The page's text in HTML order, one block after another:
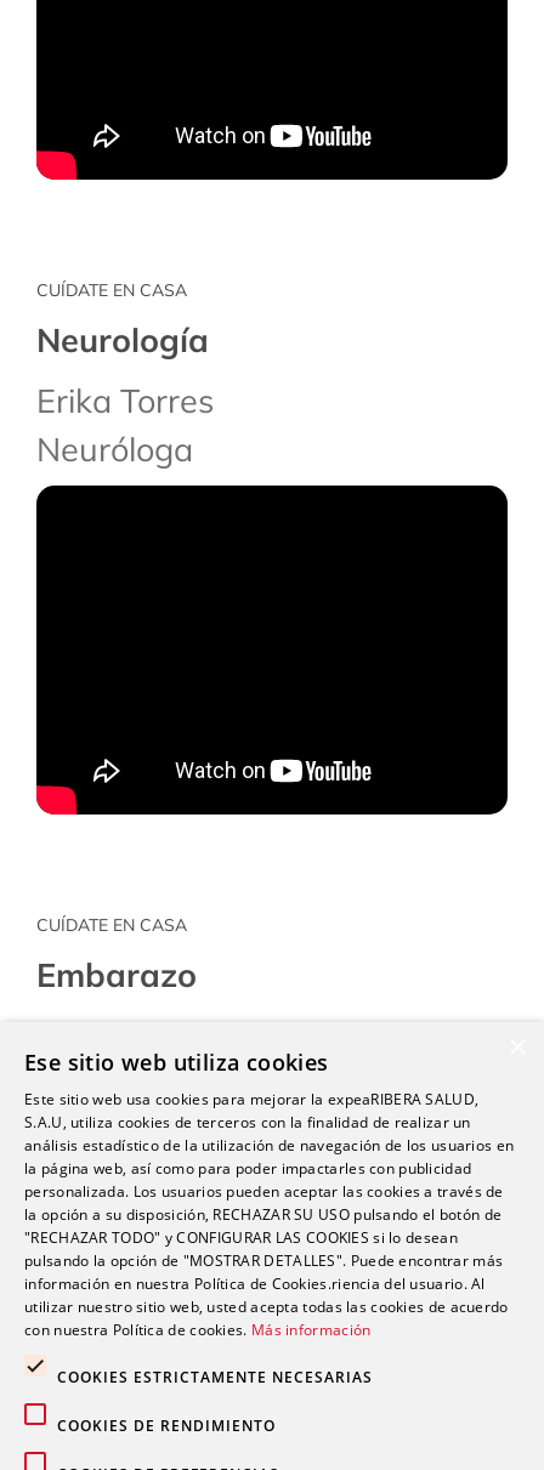
CUÍDATE EN CASA
Neurología
Erika Torres
Neuróloga
CUÍDATE EN CASA
Embarazo
Enfermera
Ese sitio web utiliza cookies
Este sitio web usa cookies para mejorar la expeaRIBERA SALUD,
S.A.U, utiliza cookies de terceros con la finalidad de realizar un
análisis estadístico de la utilización de navegación de los usuarios en
la página web, así como para poder impactarles con publicidad
personalizada. Los usuarios pueden aceptar las cookies a través de
la opción a su disposición, RECHAZAR SU USO pulsando el botón de
"RECHAZAR TODO" y CONFIGURAR LAS COOKIES si lo desean
pulsando la opción de "MOSTRAR DETALLES". Puede encontrar más
información en nuestra Política de Cookies.riencia del usuario. Al
utilizar nuestro sitio web, usted acepta todas las cookies de acuerdo
con nuestra Política de cookies. Más información
COOKIES ESTRICTAMENTE NECESARIAS
COOKIES DE RENDIMIENTO